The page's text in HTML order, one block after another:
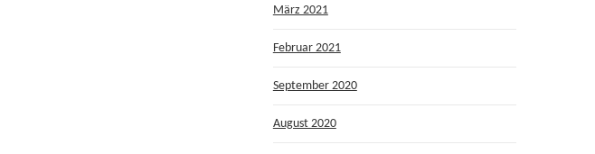
März 2021
Februar 2021
September 2020
August 2020